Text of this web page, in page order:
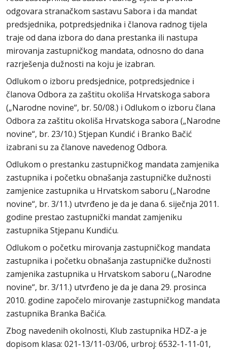
odgovara stranačkom sastavu Sabora i da mandat
predsjednika, potpredsjednika i članova radnog tijela
traje od dana izbora do dana prestanka ili nastupa
mirovanja zastupničkog mandata, odnosno do dana
razrješenja dužnosti na koju je izabran.
Odlukom o izboru predsjednice, potpredsjednice i
članova Odbora za zaštitu okoliša Hrvatskoga sabora
(„Narodne novine“, br. 50/08.) i Odlukom o izboru člana
Odbora za zaštitu okoliša Hrvatskoga sabora („Narodne
novine“, br. 23/10.) Stjepan Kundić i Branko Bačić
izabrani su za članove navedenog Odbora.
Odlukom o prestanku zastupničkog mandata zamjenika
zastupnika i početku obnašanja zastupničke dužnosti
zamjenice zastupnika u Hrvatskom saboru („Narodne
novine“, br. 3/11.) utvrđeno je da je dana 6. siječnja 2011.
godine prestao zastupnički mandat zamjeniku
zastupnika Stjepanu Kundiću.
Odlukom o početku mirovanja zastupničkog mandata
zastupnika i početku obnašanja zastupničke dužnosti
zamjenika zastupnika u Hrvatskom saboru („Narodne
novine“, br. 3/11.) utvrđeno je da je dana 29. prosinca
2010. godine započelo mirovanje zastupničkog mandata
zastupnika Branka Bačića.
Zbog navedenih okolnosti, Klub zastupnika HDZ-a je
dopisom klasa: 021-13/11-03/06, urbroj: 6532-1-11-01,